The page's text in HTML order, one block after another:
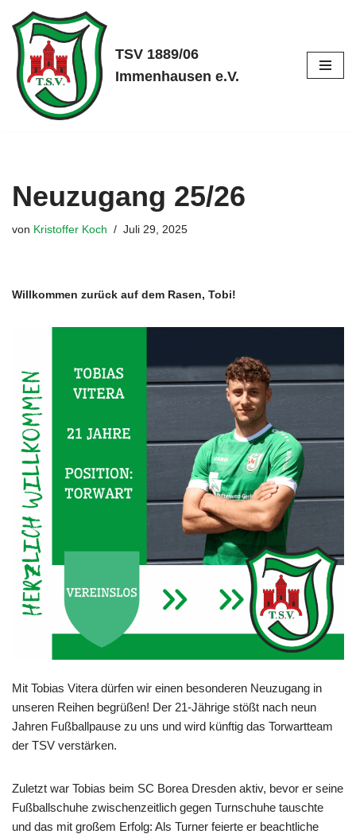
Zum
Inhalt
springen
TSV 1889/06
Immenhausen e.V.
Neuzugang 25/26
von Kristoffer Koch Juli 29, 2025
Willkommen zurück auf dem Rasen, Tobi!
Mit Tobias Vitera dürfen wir einen besonderen Neuzugang in
unseren Reihen begrüßen! Der 21-Jährige stößt nach neun
Jahren Fußballpause zu uns und wird künftig das Torwartteam
der TSV verstärken.
Zuletzt war Tobias beim SC Borea Dresden aktiv, bevor er seine
Fußballschuhe zwischenzeitlich gegen Turnschuhe tauschte
und das mit großem Erfolg: Als Turner feierte er beachtliche